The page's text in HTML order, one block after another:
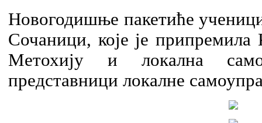
Новогодишње пакетиће
Сочаници, које је припремила
Метохију и локална
представници локалне